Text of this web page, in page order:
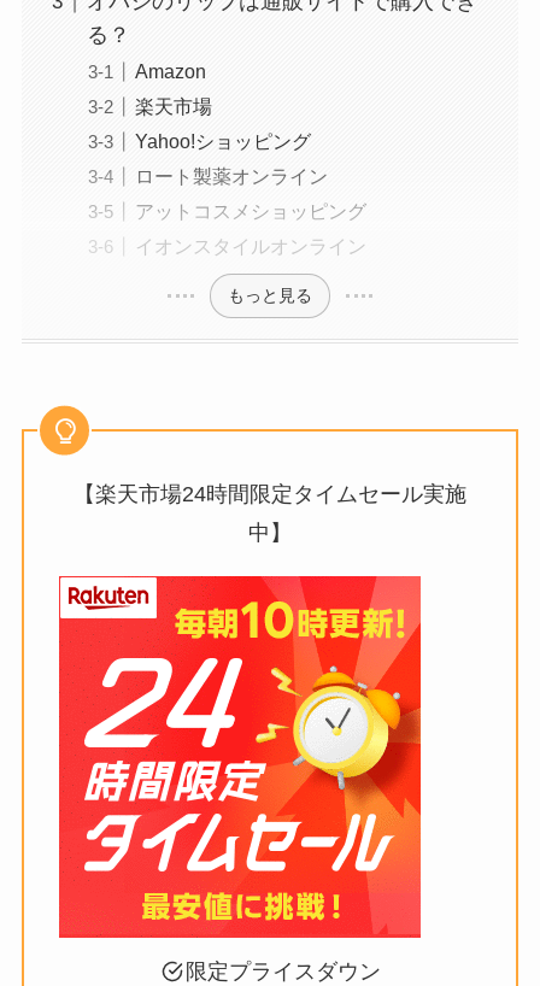
る？
Amazon
楽天市場
Yahoo!ショッピング
ロート製薬オンライン
アットコスメショッピング
イオンスタイルオンライン
もっと見る
【楽天市場24時間限定タイムセール実施
中】
限定プライスダウン